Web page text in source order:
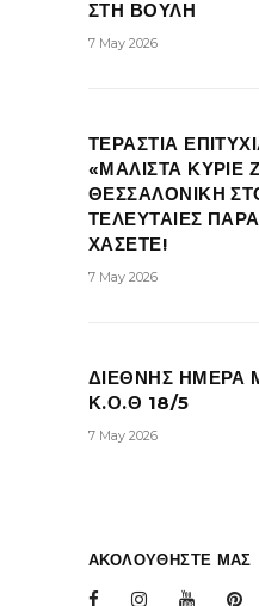
ΣΤΗ ΒΟΥΛΗ
7 May 2026
ΤΕΡΑΣΤΙΑ
«ΜΑΛΙΣΤΑ ΚΥΡΙΕ
ΘΕΣΣΑΛΟΝΙΚΗ
ΤΕΛΕΥΤΑΙΕΣ
ΧΑΣΕΤΕ!
7 May 2026
ΔΙΕΘΝΗΣ ΗΜΕΡΑ
Κ.Ο.Θ 18/5
7 May 2026
ΑΚΟΛΟΥΘΗΣΤΕ ΜΑΣ